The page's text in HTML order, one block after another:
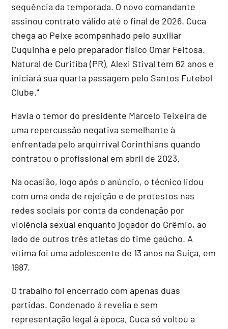
sequência da temporada. O novo comandante
assinou contrato válido até o final de 2026. Cuca
chega ao Peixe acompanhado pelo auxiliar
Cuquinha e pelo preparador físico Omar Feitosa.
Natural de Curitiba (PR), Alexi Stival tem 62 anos e
iniciará sua quarta passagem pelo Santos Futebol
Clube."
Havia o temor do presidente Marcelo Teixeira de
uma repercussão negativa semelhante à
enfrentada pelo arquirrival Corinthians quando
contratou o profissional em abril de 2023.
Na ocasião, logo após o anúncio, o técnico lidou
com uma onda de rejeição e de protestos nas
redes sociais por conta da condenação por
violência sexual enquanto jogador do Grêmio, ao
lado de outros três atletas do time gaúcho. A
vítima foi uma adolescente de 13 anos na Suíça, em
1987.
O trabalho foi encerrado com apenas duas
partidas. Condenado à revelia e sem
representação legal à época, Cuca só voltou a